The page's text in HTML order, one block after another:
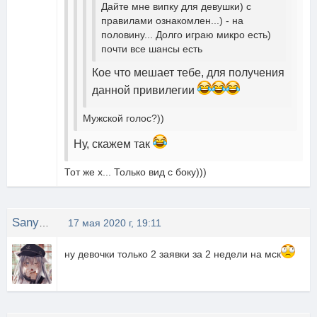
Дайте мне випку для девушки) с
правилами ознакомлен...) - на
половину... Долго играю микро есть)
почти все шансы есть
Кое что мешает тебе, для получения
данной привилегии
Мужской голос?))
Ну, скажем так
Тот же х... Только вид с боку)))
17 мая 2020 г, 19:11
ну девочки только 2 заявки за 2 недели на мск